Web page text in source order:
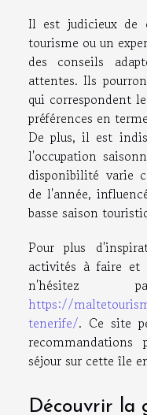
Il est judicieux de
tourisme ou un
des conseils
attentes. Ils
qui correspondent
préférences en
De plus, il est
l'occupation
disponibilité varie
de l'année,
basse saison
Pour plus
activités à faire et
n'hésitez
https://
tenerife/. Ce site
séjour sur cette île
Découvrir la